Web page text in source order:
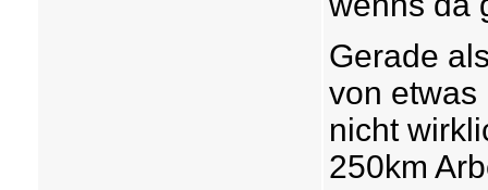
Gerade
von etwas
nicht
250km